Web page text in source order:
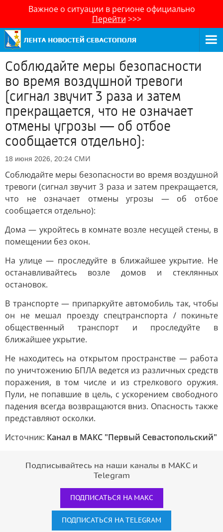
Важное о ситуации в регионе официально
Перейти >>>
Соблюдайте меры безопасности
во время воздушной тревоги
(сигнал звучит 3 раза и затем
прекращается, что не означает
отмены угрозы — об отбое
сообщается отдельно):
18 июня 2026, 20:24 СМИ
Соблюдайте меры безопасности во время воздушной
тревоги (сигнал звучит 3 раза и затем прекращается,
что не означает отмены угрозы — об отбое
сообщается отдельно):
Дома — укройтесь в комнате возле несущей стены, в
помещении без окон.
На улице — проследуйте в ближайшее укрытие. Не
останавливайтесь возле домов и стеклянных
остановок.
В транспорте — припаркуйте автомобиль так, чтобы
он не мешал проезду спецтранспорта / покиньте
общественный транспорт и проследуйте в
ближайшее укрытие.
Не находитесь на открытом пространстве — работа
по уничтожению БПЛА ведется из различных средств
поражения, в том числе и из стрелкового оружия.
Пули, не попавшие в цель, с ускорением свободного
падения всегда возвращаются вниз. Опасность также
представляют осколки.
Источник: Канал в МАКС "Первый Севастопольский"
Подписывайтесь на наши каналы в МАКС и
Telegram
ПОДПИСАТЬСЯ НА МАКС
ПОДПИСАТЬСЯ НА TELEGRAM